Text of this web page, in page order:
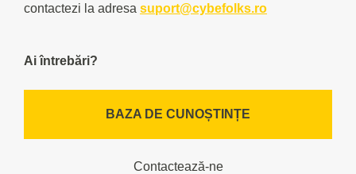
contactezi la adresa suport@cybefolks.ro
Ai întrebări?
BAZA DE CUNOȘTINȚE
Contactează-ne